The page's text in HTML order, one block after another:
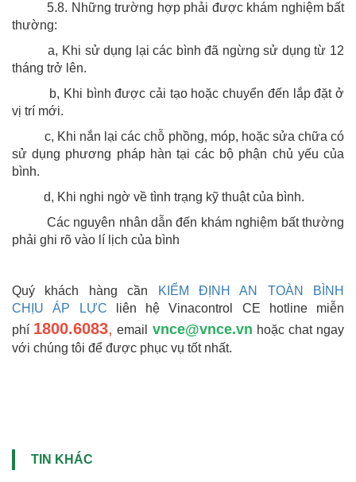
5.8. Những trường hợp phải được khám nghiệm bất
thường:
a, Khi sử dụng lại các bình đã ngừng sử dụng từ 12
tháng trở lên.
b, Khi bình được cải tạo hoặc chuyển đến lắp đặt ở
vị trí mới.
c, Khi nắn lại các chỗ phồng, móp, hoặc sửa chữa có
sử dụng phương pháp hàn tại các bộ phận chủ yếu của
bình.
d, Khi nghi ngờ về tình trạng kỹ thuật của bình.
Các nguyên nhân dẫn đến khám nghiệm bất thường
phải ghi rõ vào lí lịch của bình
Quý khách hàng cần
KIỂM ĐỊNH AN TOÀN BÌNH
CHỊU ÁP LỰC liên hệ Vinacontrol CE hotline miễn
phí 1800.6083, email vnce@vnce.vn hoặc chat ngay
với chúng tôi để được phục vụ tốt nhất.
TIN KHÁC